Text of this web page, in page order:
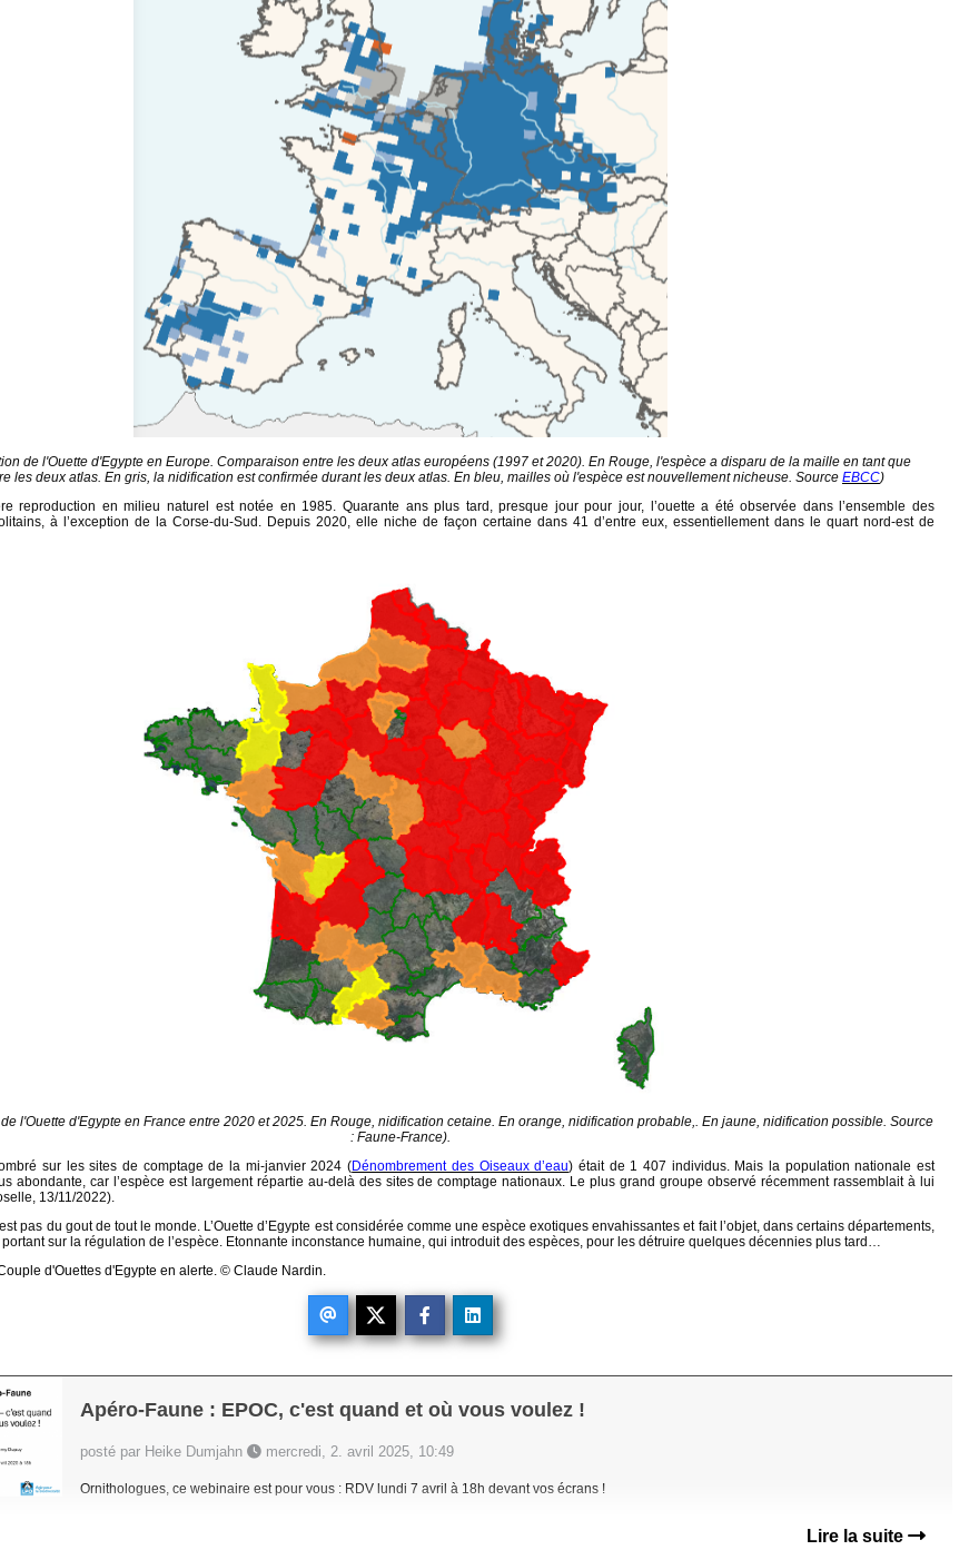
de l'Ouette d'Egypte en Europe. Comparaison entre les deux atlas européens (1997 et 2020). En Rouge, l'espèce a disparu de la maille en tant que
les deux atlas. En gris, la nidification est confirmée durant les deux atlas. En bleu, mailles où l'espèce est nouvellement nicheuse. Source EBCC)
reproduction en milieu naturel est notée en 1985. Quarante ans plus tard, presque jour pour jour, l’ouette a été observée dans l’ensemble des
à l’exception de la Corse-du-Sud. Depuis 2020, elle niche de façon certaine dans 41 d’entre eux, essentiellement dans le quart nord-est de
l'Ouette d'Egypte en France entre 2020 et 2025. En Rouge, nidification cetaine. En orange, nidification probable,. En jaune, nidification possible. Source
: Faune-France).
sur les sites de comptage de la mi-janvier 2024 (Dénombrement des Oiseaux d’eau) était de 1 407 individus. Mais la population nationale est
abondante, car l’espèce est largement répartie au-delà des sites de comptage nationaux. Le plus grand groupe observé récemment rassemblait à lui
13/11/2022).
pas du gout de tout le monde. L’Ouette d’Egypte est considérée comme une espèce exotiques envahissantes et fait l’objet, dans certains départements,
portant sur la régulation de l’espèce. Etonnante inconstance humaine, qui introduit des espèces, pour les détruire quelques décennies plus tard…
d'Ouettes d'Egypte en alerte. © Claude Nardin.
Apéro-Faune : EPOC, c'est quand et où vous voulez !
posté par Heike Dumjahn mercredi, 2. avril 2025, 10:49
Ornithologues, ce webinaire est pour vous : RDV lundi 7 avril à 18h devant vos écrans !
Lire la suite